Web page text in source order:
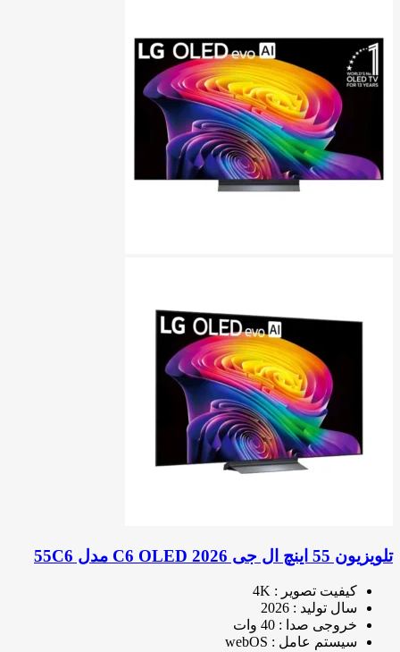
تلویزیون 55 اینچ ال جی C6 OLED 2026 مدل 55C6
کیفیت تصویر : 4K
سال تولید : 2026
خروجی صدا : 40 وات
سیستم عامل : webOS